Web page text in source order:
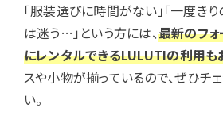
「服装選びに時間がない」「一度き
は迷う…」という方には、最新のフ
にレンタルできるLULUTIの利用も
スや小物が揃っているので、ぜひチ
い。